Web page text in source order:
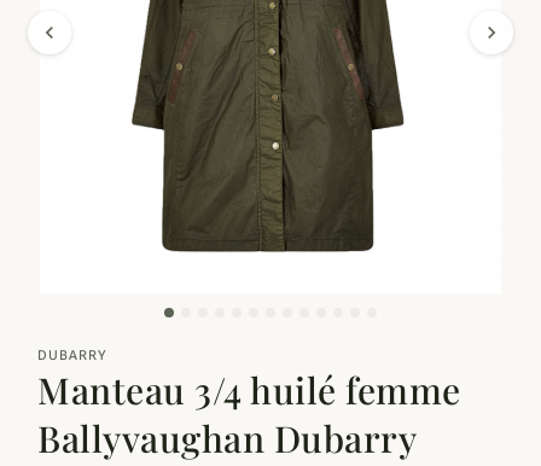
chevron_left chevron_right
DUBARRY
Manteau 3/4 huilé femme
Ballyvaughan Dubarry